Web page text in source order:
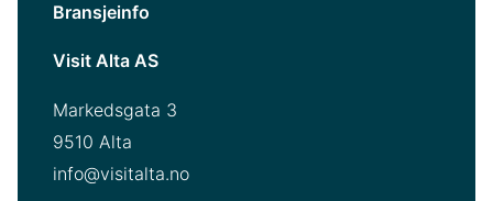
Bransjeinfo
Visit Alta AS
Markedsgata 3
9510 Alta
info@visitalta.no